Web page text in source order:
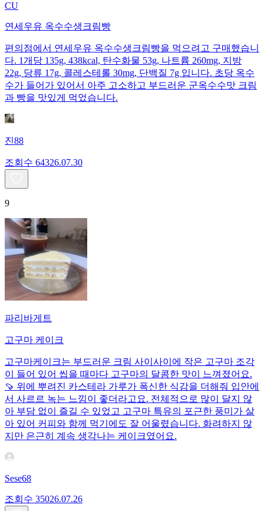
CU
연세우유 옥수수생크림빵
편의점에서 연세우유 옥수수생크림빵을 먹으려고 구매했습니
다. 1개당 135g, 438kcal, 탄수화물 53g, 나트륨 260mg, 지방
22g, 당류 17g, 콜레스테롤 30mg, 단백질 7g 입니다. 초당 옥수
수가 들어가 있어서 아주 고소하고 부드러운 군옥수수맛 크림
과 빵을 맛있게 먹었습니다.
진88
조회수 64326.07.30
9
파리바게트
고구마 케이크
고구마케이크는 부드러운 크림 사이사이에 작은 고구마 조각
이 들어 있어 씹을 때마다 고구마의 달콤한 맛이 느껴졌어요.
🍠 위에 뿌려진 카스테라 가루가 폭신한 식감을 더해줘 입안에
서 사르르 녹는 느낌이 좋더라고요. 전체적으로 많이 달지 않
아 부담 없이 즐길 수 있었고 고구마 특유의 포근한 풍미가 살
아 있어 커피와 함께 먹기에도 잘 어울렸습니다. 화려하지 않
지만 은근히 계속 생각나는 케이크였어요.
Sese68
조회수 35026.07.26